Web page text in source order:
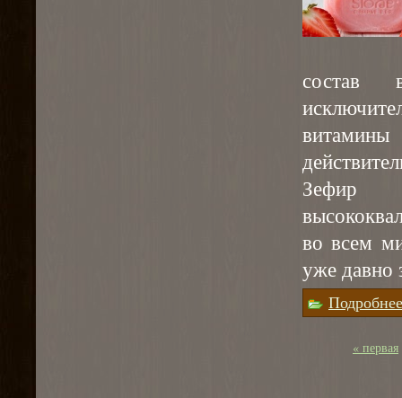
состав
во всем
уже давно
Подробнее
Страницы
« первая